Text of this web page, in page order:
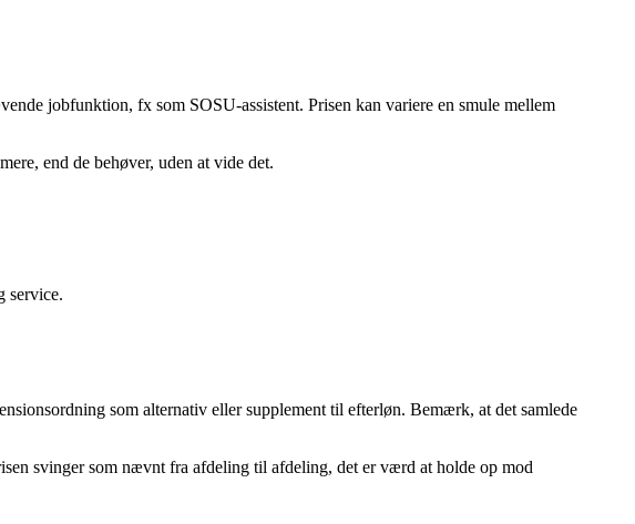
jobfunktion, fx som SOSU-assistent. Prisen kan variere en smule mellem
end de behøver, uden at vide det.
service.
som alternativ eller supplement til efterløn. Bemærk, at det samlede
svinger som nævnt fra afdeling til afdeling, det er værd at holde op mod